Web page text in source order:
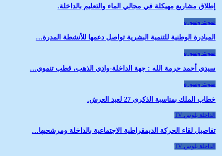
إطلاق مشاريع مهيكلة في مجالي الماء والتعليم بالداخلة.
صوت وصورة
المبادرة الوطنية للتنمية البشرية تواصل دعمها للأنشطة المدرة…
صوت وصورة
سيدي أحمد حرمة الله : جهة الداخلة-وادي الذهب، قطب تنموي…
صوت وصورة
خطاب الملك بمناسبة الذكرى 27 لعيد العرش.
الداخلة بلوس TV
تفاصيل لقاء الحركة الديمقراطية الاجتماعية بالداخلة ومرشحيها…
الداخلة بلوس TV